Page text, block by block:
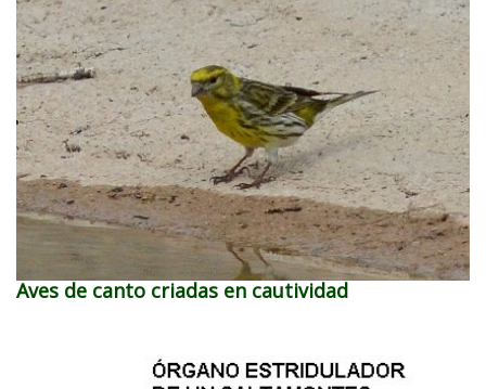
Aves de canto criadas en cautividad